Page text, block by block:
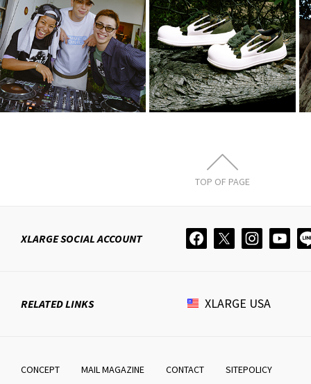
× SUMMER
SONIC 2…
8月 4, 2026
Rhime
8月 3, 2026
TOP OF PAGE
XLARGESOCIAL ACCOUNT
RELATED LINKS XLARGE USA
CONCEPT MAIL MAGAZINE CONTACT SITEPOLICY